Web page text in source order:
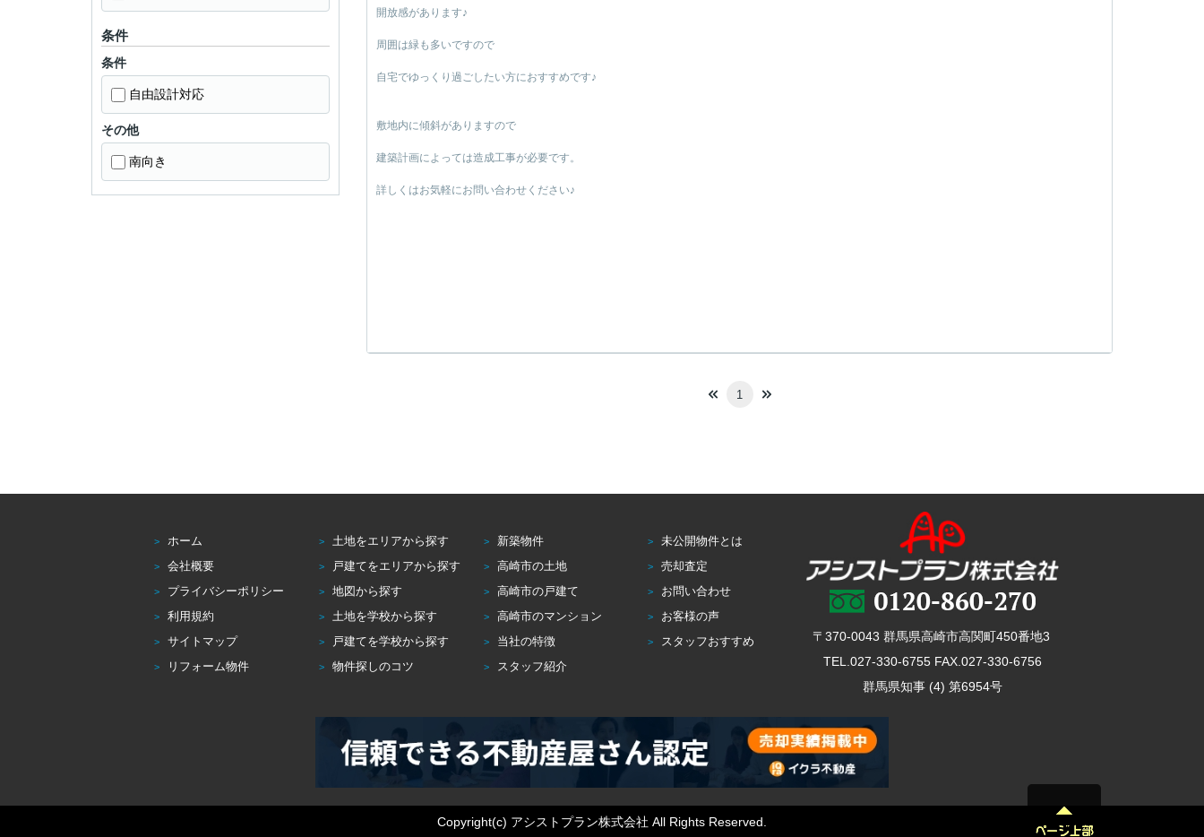
開放感があります♪
周囲は緑も多いですので
自宅でゆっくり過ごしたい方におすすめです♪
敷地内に傾斜がありますので
建築計画によっては造成工事が必要です。
詳しくはお気軽にお問い合わせください♪
1
条件
条件
自由設計対応
その他
南向き
ホーム 土地をエリアから探す 新築物件
未公開物件とは
会社概要
戸建てをエリアから探す 高崎市の土地
売却査定
プライバシーポリシー
地図から探す 高崎市の戸建て
お問い合わせ
利用規約
土地を学校から探す 高崎市のマンション
お客様の声
サイトマップ
戸建てを学校から探す 当社の特徴
スタッフおすすめ
リフォーム物件
物件探しのコツ スタッフ紹介
〒370-0043 群馬県高崎市高関町450番地3
TEL.027-330-6755 FAX.027-330-6756
群馬県知事 (4) 第6954号
Copyright(c) アシストプラン株式会社 All Rights Reserved.